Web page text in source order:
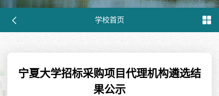
学校首页
宁夏大学招标采购项目代理机构遴选结
果公示